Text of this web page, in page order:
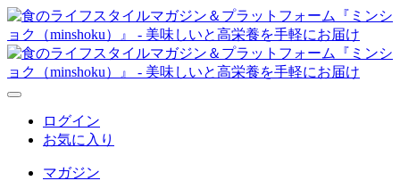
ログイン
お気に入り
マガジン